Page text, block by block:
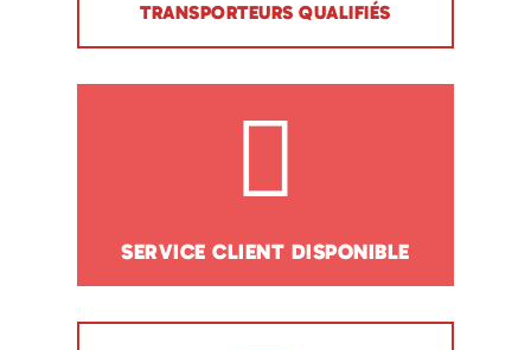
TRANSPORTEURS QUALIFIÉS
SERVICE CLIENT DISPONIBLE